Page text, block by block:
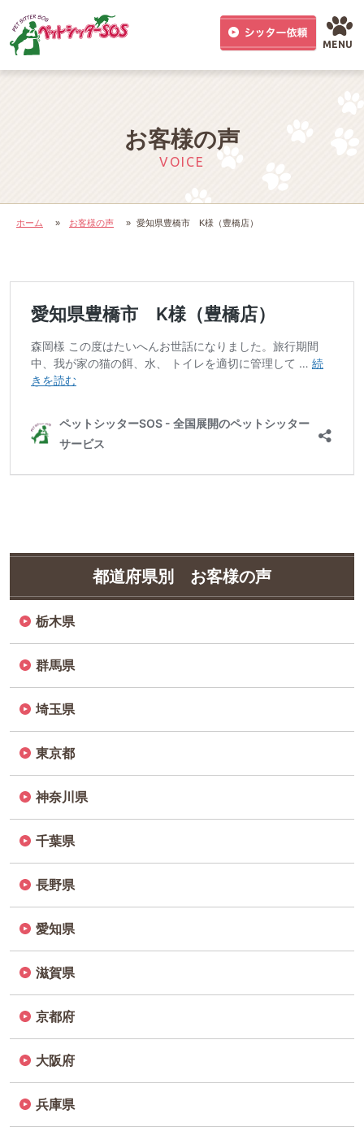
MENU
お客様の声
VOICE
ホーム » お客様の声 » 愛知県豊橋市 K様（豊橋店）
愛知県豊橋市 K様（豊橋店）
森岡樣 この度はたいへんお世話になりました。旅行期間
中、我が家の猫の餌、水、 トイレを適切に管理して … 続
きを読む愛知県豊橋市 K様（豊橋店）
ペットシッターSOS - 全国展開のペットシッター
サービス
都道府県別 お客様の声
栃木県
群馬県
埼玉県
東京都
神奈川県
千葉県
長野県
愛知県
滋賀県
京都府
大阪府
兵庫県